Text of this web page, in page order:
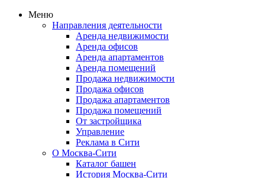
Меню
Направления деятельности
Аренда недвижимости
Аренда офисов
Аренда апартаментов
Аренда помещений
Продажа недвижимости
Продажа офисов
Продажа апартаментов
Продажа помещений
От застройщика
Управление
Реклама в Сити
О Москва-Сити
Каталог башен
История Москва-Сити